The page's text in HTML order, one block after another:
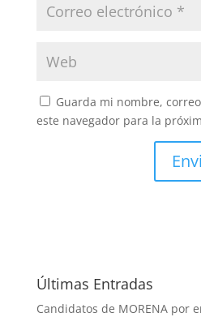
Guarda mi nombre,
este navegador para la
Últimas Entradas
Candidatos de MORENA por